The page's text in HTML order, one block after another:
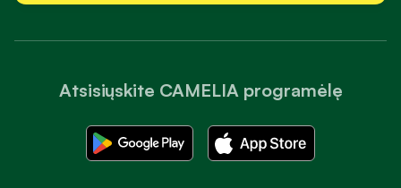
Atsisiųskite CAMELIA programėlę